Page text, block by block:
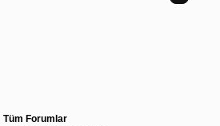
Tüm Forumlar